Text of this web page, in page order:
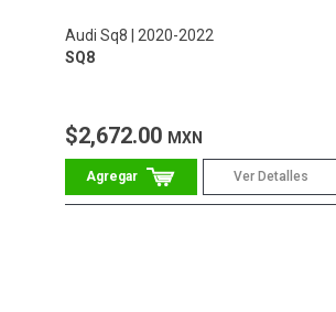
Audi Sq8
2020-2022
SQ8
$2,672.00 MXN
Ver Detalles